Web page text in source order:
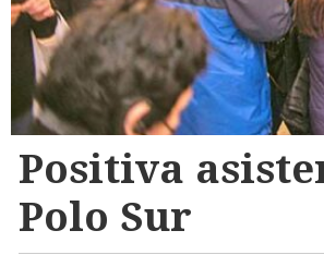
Positiva
Polo Sur